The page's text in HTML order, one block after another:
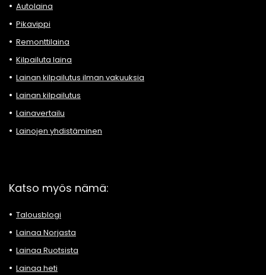
Autolaina
Pikavippi
Remonttilaina
Kilpailuta laina
Lainan kilpailutus ilman vakuuksia
Lainan kilpailutus
Lainavertailu
Lainojen yhdistäminen
Katso myös nämä:
Talousblogi
Lainaa Norjasta
Lainaa Ruotsista
Lainaa heti